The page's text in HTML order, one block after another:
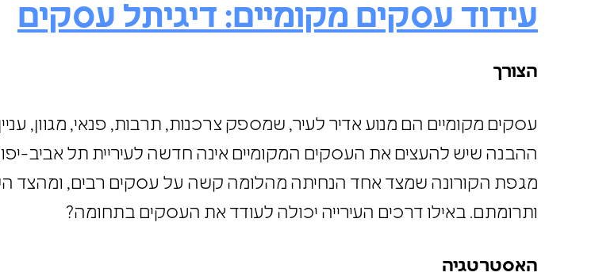
עידוד עסקים מקומיים: דיגיתל עסקים
הצורך
עסקים מקומיים הם מנוע אדיר לעיר, שמספק צרכנות, תרבות, פנאי, מגוון,
ההבנה שיש להעצים את העסקים המקומיים אינה חדשה לעיריית תל אביב-
מגפת הקורונה שמצד אחד הנחיתה מהלומה קשה על עסקים רבים, ומהצד
ותרומתם. באילו דרכים העירייה יכולה לעודד את העסקים בתחומה?
האסטרטגיה